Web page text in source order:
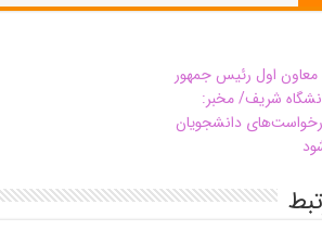
معاون اول رئیس جمهور
شریف/ مخبر:
دانشجویان